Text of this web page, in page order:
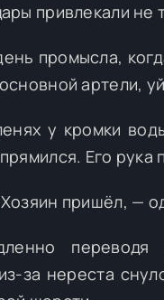
привлекали не
промысла,
артели,
у кромки
Его
пришёл, —
переводя
за нереста